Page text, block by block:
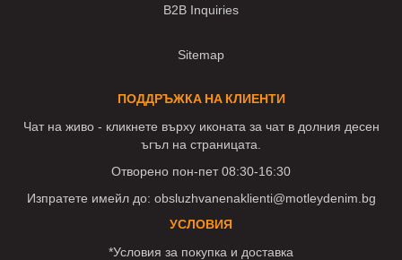
B2B Inquiries
Sitemap
ПОДДРЪЖКА НА КЛИЕНТИ
Чат на живо - кликнете върху иконата за чат в долния десен
ъгъл на страницата.
Отворено пон-пет 08:30-16:30
Изпратете имейл до: obsluzhvanenaklienti@motleydenim.bg
УСЛОВИЯ
*Условия за покупка и доставка